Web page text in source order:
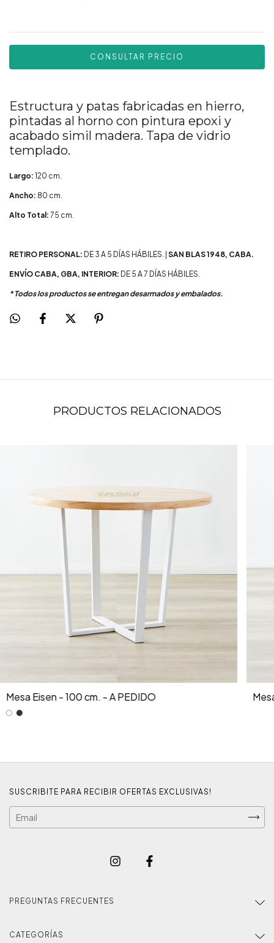
Estructura y patas fabricadas en hierro,
pintadas al horno con pintura epoxi y
acabado simil madera. Tapa de vidrio
templado.
Largo: 120 cm.
Ancho: 80 cm.
Alto Total: 75 cm.
RETIRO PERSONAL: DE 3 A 5 DÍAS HÁBILES. | SAN BLAS 1948, CABA.
ENVÍO CABA, GBA, INTERIOR: DE 5 A 7 DÍAS HÁBILES.
* Todos los productos se entregan desarmados y embalados.
PRODUCTOS RELACIONADOS
Mesa Eisen - 100 cm. - A PEDIDO
SUSCRIBITE PARA RECIBIR OFERTAS EXCLUSIVAS!
PREGUNTAS FRECUENTES
CATEGORÍAS